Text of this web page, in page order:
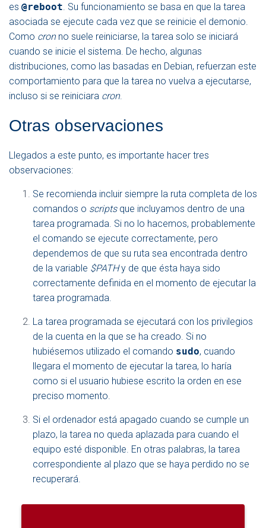
es @reboot . Su funcionamiento se basa en que la tarea
asociada se ejecute cada vez que se reinicie el demonio.
Como cronno suele reiniciarse, la tarea solo se iniciará
cuando se inicie el sistema. De hecho, algunas
distribuciones, como las basadas en Debian, refuerzan este
comportamiento para que la tarea no vuelva a ejecutarse,
incluso si se reiniciara cron.
Otras observaciones
Llegados a este punto, es importante hacer tres
observaciones:
Se recomienda incluir siempre la ruta completa de los
comandos o scriptsque incluyamos dentro de una
tarea programada. Si no lo hacemos, probablemente
el comando se ejecute correctamente, pero
dependemos de que su ruta sea encontrada dentro
de la variable $PATHy de que ésta haya sido
correctamente definida en el momento de ejecutar la
tarea programada.
La tarea programada se ejecutará con los privilegios
de la cuenta en la que se ha creado. Si no
hubiésemos utilizado el comando sudo, cuando
llegara el momento de ejecutar la tarea, lo haría
como si el usuario hubiese escrito la orden en ese
preciso momento.
Si el ordenador está apagado cuando se cumple un
plazo, la tarea no queda aplazada para cuando el
equipo esté disponible. En otras palabras, la tarea
correspondiente al plazo que se haya perdido no se
recuperará.